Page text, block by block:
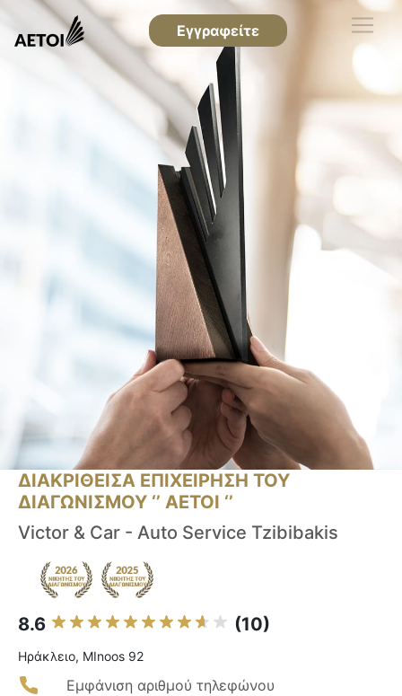
Εγγραφείτε
ΔΙΑΚΡΙΘΕΙΣΑ ΕΠΙΧΕΙΡΗΣΗ ΤΟΥ
ΔΙΑΓΩΝΙΣΜΟΥ ‘’ ΑΕΤΟΙ ‘’
Victor & Car - Auto Service Tzibibakis
8.6 (10)
Ηράκλειο, MInoos 92
Εμφάνιση αριθμού τηλεφώνου